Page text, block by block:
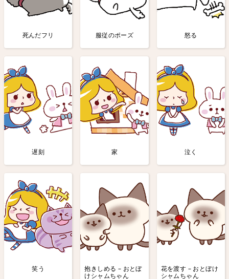
死んだフリ 服従のポーズ 怒る
遅刻 家 泣く
笑う
抱きしめる – おとぼ
けシャムちゃん
花を渡す – おとぼけ
シャムちゃん